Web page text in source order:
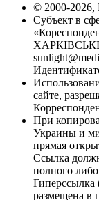
© 2000-2026,
Субъект в
ХАРКІВСЬКЕ
сайте,
При
Украины и
прямая
Ссылка
полного
Гиперссылка
размещена в